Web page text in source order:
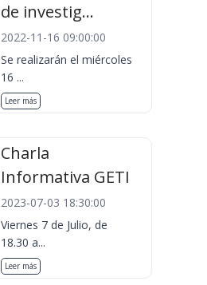
de investig...
2022-11-16 09:00:00
Se realizarán el miércoles
16 ...
Leer más
Charla
Informativa GETI
2023-07-03 18:30:00
Viernes 7 de Julio, de
18.30 a...
Leer más